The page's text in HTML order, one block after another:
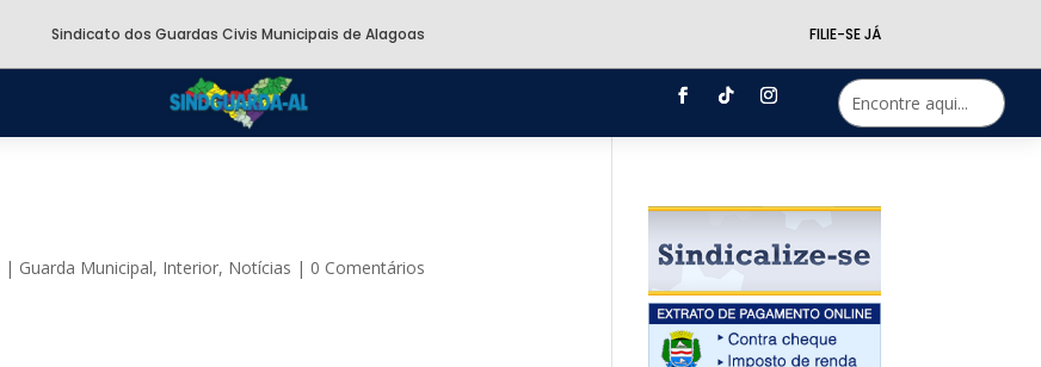
Sindicato dos Guardas Civis Municipais de Alagoas FILIE-SE JÁ
| Guarda Municipal, Interior, Notícias | 0 Comentários